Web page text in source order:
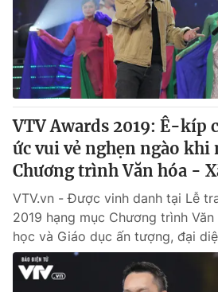
Thị trường 24h Tấm
VTV4 Vươn
VTV9 VTV8
Liên hệ tòa soạn
THỜI BÁO VTV
VTV Awards 2019: Ê-kíp
ức vui vẻ nghẹn ngào khi
Chương trình Văn hóa -
VTV.vn - Được vinh danh tại Lễ
2019 hạng mục Chương trình
học và Giáo dục ấn tượng, đại